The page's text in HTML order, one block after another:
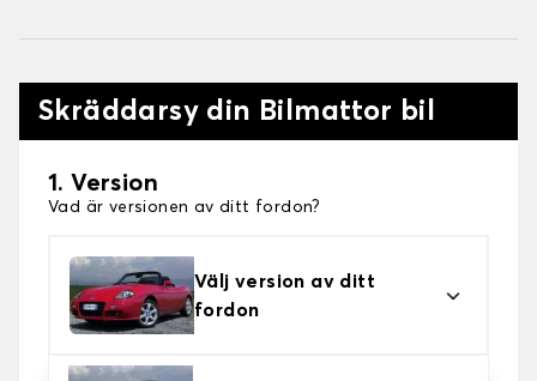
Skräddarsy din Bilmattor bil
1. Version
Vad är versionen av ditt fordon?
Välj version av ditt
fordon